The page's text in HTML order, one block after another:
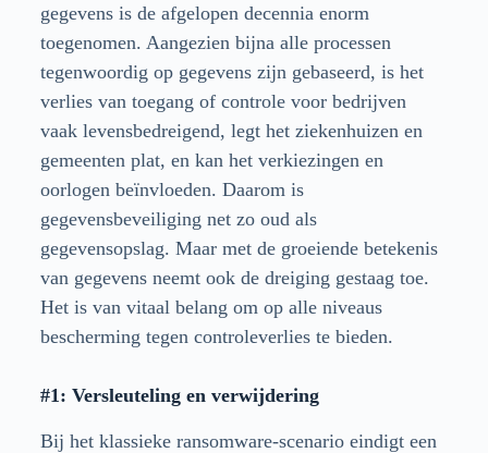
gegevens is de afgelopen decennia enorm
toegenomen. Aangezien bijna alle processen
tegenwoordig op gegevens zijn gebaseerd, is het
verlies van toegang of controle voor bedrijven
vaak levensbedreigend, legt het ziekenhuizen en
gemeenten plat, en kan het verkiezingen en
oorlogen beïnvloeden. Daarom is
gegevensbeveiliging net zo oud als
gegevensopslag. Maar met de groeiende betekenis
van gegevens neemt ook de dreiging gestaag toe.
Het is van vitaal belang om op alle niveaus
bescherming tegen controleverlies te bieden.
#1: Versleuteling en verwijdering
Bij het klassieke ransomware-scenario eindigt een